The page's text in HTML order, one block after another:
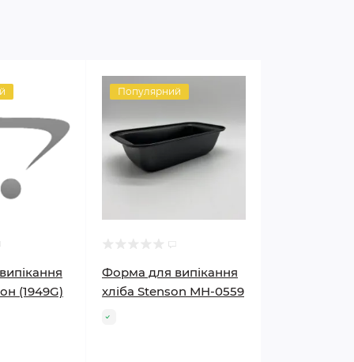
(1949G)
Популярний
Форма для випікання
хліба Stenson МН-0559